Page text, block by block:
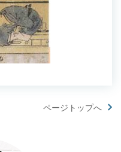
ページトップへ